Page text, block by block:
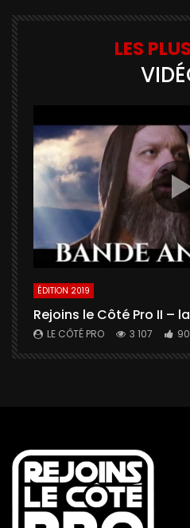
LES
ÉDITION 2019
Rejoins le Côté Pro II –
LE CÔTÉ PRO 3 107